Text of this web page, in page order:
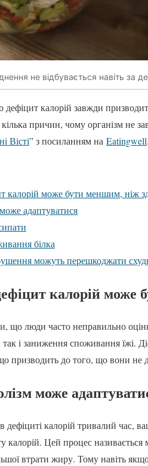
не відбувається навіть за
дефіцит калорій завжди
причин, чому організм не
Вісті” з посиланням на Eatingwell.
калорій може бути меншим, ніж
адаптуватися
білка
можуть перешкоджати
калорій може
що люди часто неправильно
і заниження споживання їжі.
що призводить до того, що вони не
може
дефіциті калорій тривалий
калорій. Цей процес називається
втрати жиру. Тому навіть